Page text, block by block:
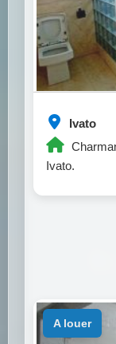
Ivato
Ivato.
a louer